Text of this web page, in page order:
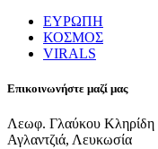
ΕΥΡΩΠΗ
ΚΟΣΜΟΣ
VIRALS
Επικοινωνήστε μαζί μας
Λεωφ. Γλαύκου
Αγλαντζιά, Λευκωσία